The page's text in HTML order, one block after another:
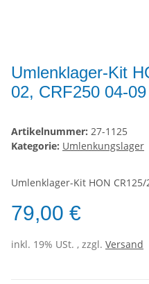
Umlenklager-Kit
02, CRF250 04-09
Artikelnummer: 27-1125
Kategorie: Umlenkungslager
Umlenklager-Kit HON CR125/
79,00 €
inkl. 19% USt. , zzgl. Versand